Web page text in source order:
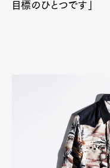
目標のひとつです」